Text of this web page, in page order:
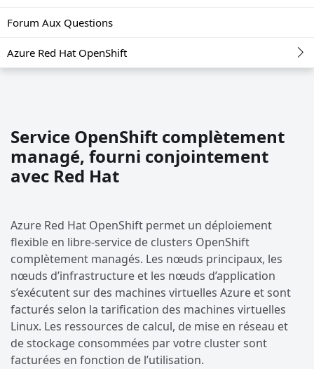
Forum Aux Questions
Azure Red Hat OpenShift
Service OpenShift complètement
managé, fourni conjointement
avec Red Hat
Azure Red Hat OpenShift permet un déploiement
flexible en libre-service de clusters OpenShift
complètement managés. Les nœuds principaux, les
nœuds d’infrastructure et les nœuds d’application
s’exécutent sur des machines virtuelles Azure et sont
facturés selon la tarification des machines virtuelles
Linux. Les ressources de calcul, de mise en réseau et
de stockage consommées par votre cluster sont
facturées en fonction de l’utilisation.